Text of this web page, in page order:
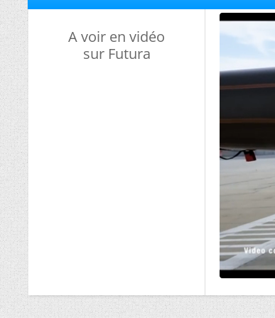
A voir en vidéo
sur Futura